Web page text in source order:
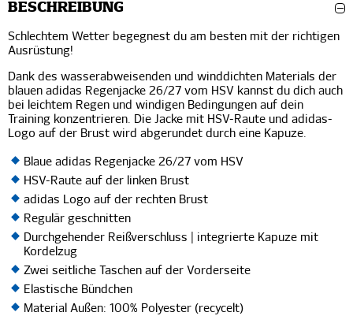
BESCHREIBUNG
Schlechtem Wetter begegnest du am besten mit der richtigen
Ausrüstung!
Dank des wasserabweisenden und winddichten Materials der
blauen adidas Regenjacke 26/27 vom HSV kannst du dich auch
bei leichtem Regen und windigen Bedingungen auf dein
Training konzentrieren. Die Jacke mit HSV-Raute und adidas-
Logo auf der Brust wird abgerundet durch eine Kapuze.
Blaue adidas Regenjacke 26/27 vom HSV
HSV-Raute auf der linken Brust
adidas Logo auf der rechten Brust
Regulär geschnitten
Durchgehender Reißverschluss | integrierte Kapuze mit
Kordelzug
Zwei seitliche Taschen auf der Vorderseite
Elastische Bündchen
Material Außen: 100% Polyester (recycelt)